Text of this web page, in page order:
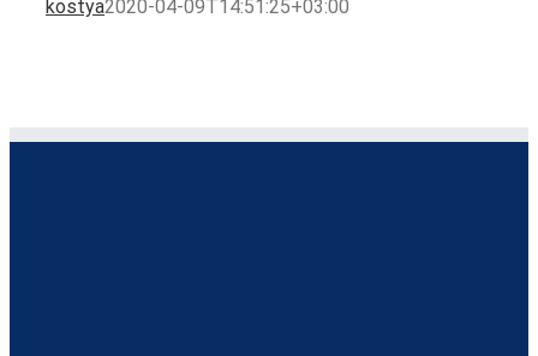
kostya2020-04-09T14:51:25+03:00